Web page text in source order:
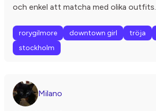
och enkel att matcha med olika outfits.
rorygilmore downtown girl tröja
stockholm
Milano